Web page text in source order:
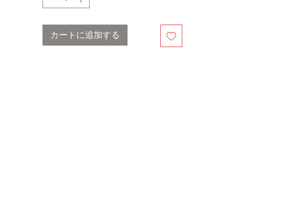
カートに追加する